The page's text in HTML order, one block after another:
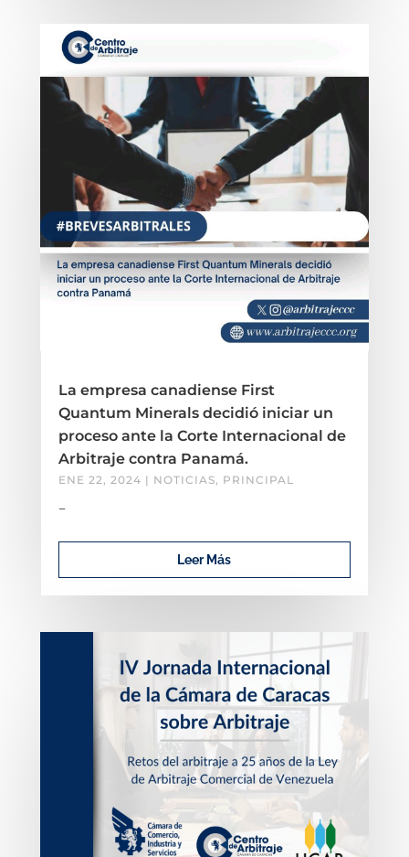
La empresa canadiense First
Quantum Minerals decidió iniciar un
proceso ante la Corte Internacional de
Arbitraje contra Panamá.
ENE 22, 2024 | NOTICIAS, PRINCIPAL
–
Leer Más